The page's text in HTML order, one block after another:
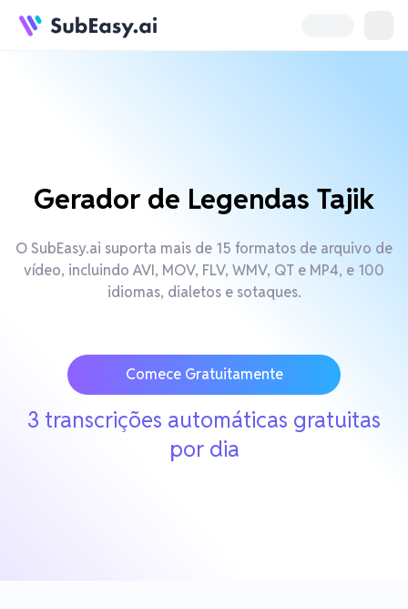
Gerador de Legendas Tajik
O SubEasy.ai suporta mais de 15 formatos de arquivo de
vídeo, incluindo AVI, MOV, FLV, WMV, QT e MP4, e 100
idiomas, dialetos e sotaques.
Comece Gratuitamente
3 transcrições automáticas gratuitas
por dia